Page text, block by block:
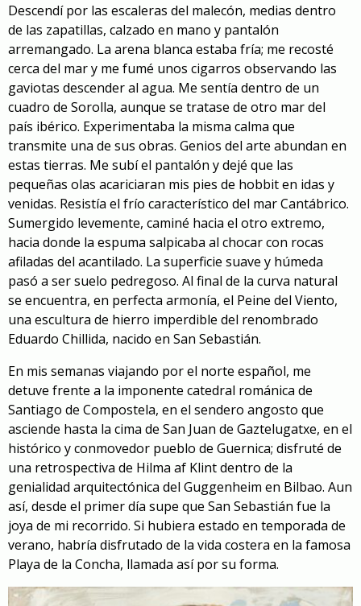
Descendí por las escaleras del malecón, medias dentro
de las zapatillas, calzado en mano y pantalón
arremangado. La arena blanca estaba fría; me recosté
cerca del mar y me fumé unos cigarros observando las
gaviotas descender al agua. Me sentía dentro de un
cuadro de Sorolla, aunque se tratase de otro mar del
país ibérico. Experimentaba la misma calma que
transmite una de sus obras. Genios del arte abundan en
estas tierras. Me subí el pantalón y dejé que las
pequeñas olas acariciaran mis pies de hobbit en idas y
venidas. Resistía el frío característico del mar Cantábrico.
Sumergido levemente, caminé hacia el otro extremo,
hacia donde la espuma salpicaba al chocar con rocas
afiladas del acantilado. La superficie suave y húmeda
pasó a ser suelo pedregoso. Al final de la curva natural
se encuentra, en perfecta armonía, el Peine del Viento,
una escultura de hierro imperdible del renombrado
Eduardo Chillida, nacido en San Sebastián.
En mis semanas viajando por el norte español, me
detuve frente a la imponente catedral románica de
Santiago de Compostela, en el sendero angosto que
asciende hasta la cima de San Juan de Gaztelugatxe, en el
histórico y conmovedor pueblo de Guernica; disfruté de
una retrospectiva de Hilma af Klint dentro de la
genialidad arquitectónica del Guggenheim en Bilbao. Aun
así, desde el primer día supe que San Sebastián fue la
joya de mi recorrido. Si hubiera estado en temporada de
verano, habría disfrutado de la vida costera en la famosa
Playa de la Concha, llamada así por su forma.